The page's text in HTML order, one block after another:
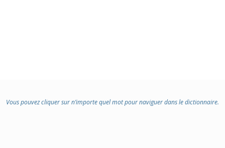
Vous pouvez cliquer sur n’importe quel mot pour naviguer dans le dictionnaire.